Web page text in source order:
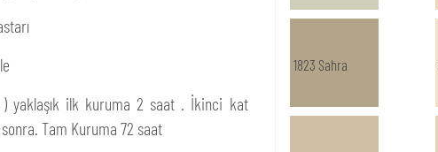
yaklaşık ilk kuruma 2 saat . İkinci kat
Tam Kuruma 72 saat
1823 Sahra